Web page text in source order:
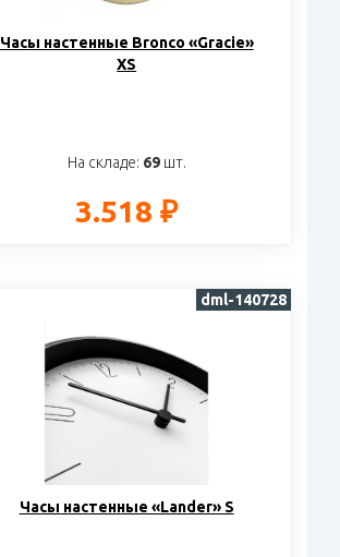
Часы настенные Bronco «Gracie»
XS
На складе: 69шт.
3.518 ₽
Часы настенные «Lander» S
dml-140728